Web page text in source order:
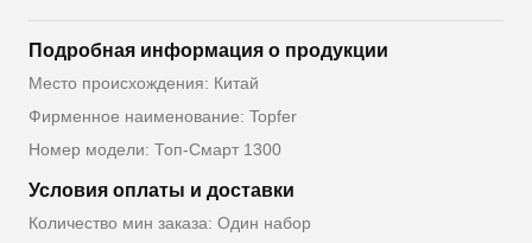
Подробная информация о продукции
Место происхождения: Китай
Фирменное наименование: Topfer
Номер модели: Топ-Смарт 1300
Условия оплаты и доставки
Количество мин заказа: Один набор